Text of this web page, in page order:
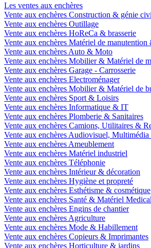
Les ventes aux enchères
Vente aux enchères Construction & génie
Vente aux enchères Outillage
Vente aux enchères HoReCa & brasserie
Vente aux enchères Matériel de
Vente aux enchères Auto & Moto
Vente aux enchères Mobilier & Matériel de
Vente aux enchères Garage - Carrosserie
Vente aux enchères Electroménager
Vente aux enchères Mobilier & Matériel de
Vente aux enchères Sport & Loisirs
Vente aux enchères Informatique & IT
Vente aux enchères Plomberie & Sanitaires
Vente aux enchères Camions, Utilitaires &
Vente aux enchères Audiovisuel,
Vente aux enchères Ameublement
Vente aux enchères Matériel industriel
Vente aux enchères Téléphonie
Vente aux enchères Intérieur & décoration
Vente aux enchères Hygiène et propreté
Vente aux enchères Esthétisme & cosmétique
Vente aux enchères Santé & Matériel Medical
Vente aux enchères Engins de chantier
Vente aux enchères Agriculture
Vente aux enchères Mode & Habillement
Vente aux enchères Copieurs & Imprimantes
Vente aux enchères Horticulture & jardins